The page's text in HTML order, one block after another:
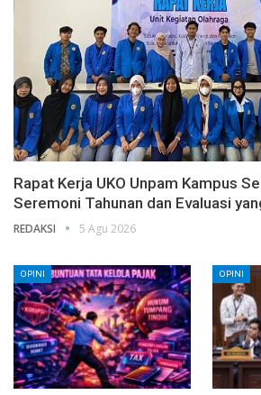
Rapat Kerja UKO Unpam Kampus
Seremoni Tahunan dan Evaluasi
REDAKSI 5 Agu 2026
OPINI OPINI